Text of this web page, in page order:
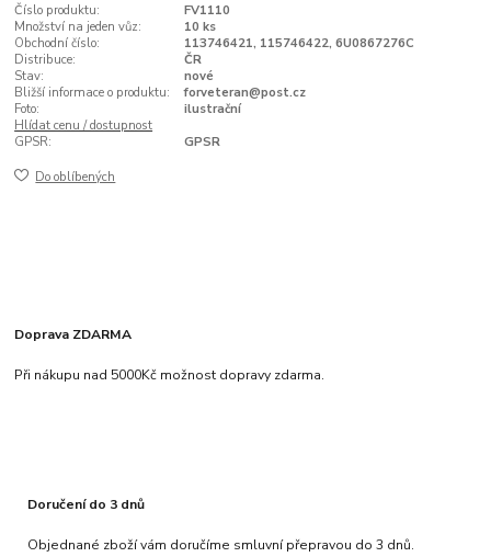
Číslo produktu:
FV1110
Množství na jeden vůz:
10 ks
Obchodní číslo:
113746421, 115746422, 6U0867276C
Distribuce:
ČR
Stav:
nové
Bližší informace o produktu:
forveteran@post.cz
Foto:
ilustrační
Hlídat cenu / dostupnost
GPSR:
GPSR
Do oblíbených
Doprava ZDARMA
Při nákupu nad 5000Kč možnost dopravy zdarma.
Doručení do 3 dnů
Objednané zboží vám doručíme smluvní přepravou do 3 dnů.